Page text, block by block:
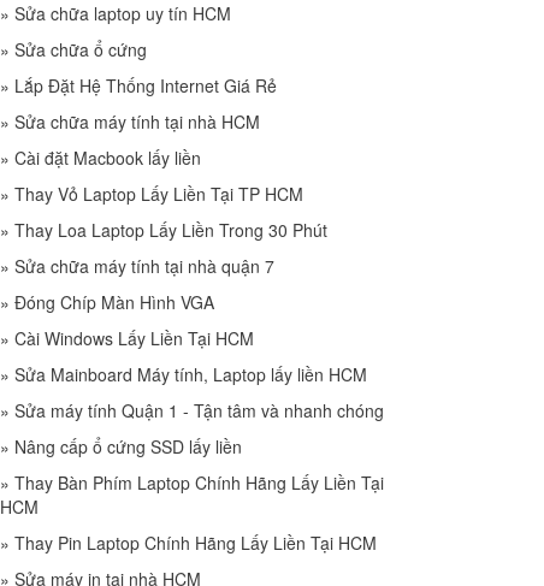
» Sửa chữa laptop uy tín HCM
» Sửa chữa ổ cứng
» Lắp Đặt Hệ Thống Internet Giá Rẻ
» Sửa chữa máy tính tại nhà HCM
» Cài đặt Macbook lấy liền
» Thay Vỏ Laptop Lấy Liền Tại TP HCM
» Thay Loa Laptop Lấy Liền Trong 30 Phút
» Sửa chữa máy tính tại nhà quận 7
» Đóng Chíp Màn Hình VGA
» Cài Windows Lấy Liền Tại HCM
» Sửa Mainboard Máy tính, Laptop lấy liền HCM
» Sửa máy tính Quận 1 - Tận tâm và nhanh chóng
» Nâng cấp ổ cứng SSD lấy liền
» Thay Bàn Phím Laptop Chính Hãng Lấy Liền Tại
HCM
» Thay Pin Laptop Chính Hãng Lấy Liền Tại HCM
» Sửa máy in tại nhà HCM